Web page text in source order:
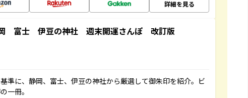
詳細を見る
富士 伊豆の神社 週末開運さんぽ 改訂版
準に、静岡、富士、伊豆の神社から厳選して御朱印を紹介。ビ
一冊。